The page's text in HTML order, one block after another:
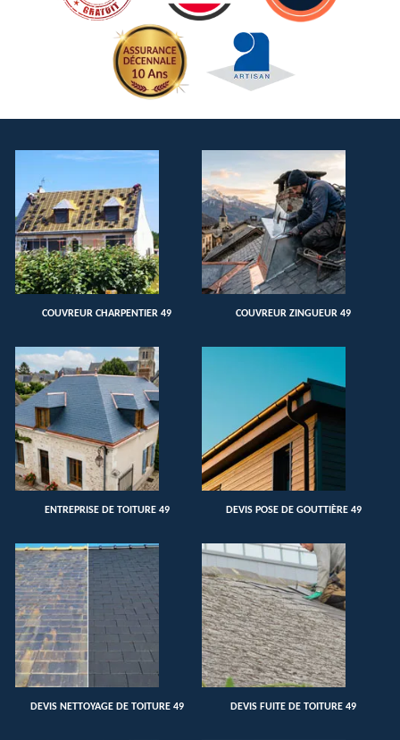
COUVREUR CHARPENTIER 49 COUVREUR ZINGUEUR 49
ENTREPRISE DE TOITURE 49 DEVIS POSE DE GOUTTIÈRE 49
DEVIS NETTOYAGE DE TOITURE 49 DEVIS FUITE DE TOITURE 49